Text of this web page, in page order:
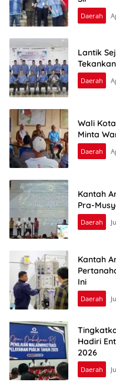
Daerah
Lantik
Daerah
Wali
Minta
Daerah
Kantah
Pra-
Daerah
Kantah
Ini
Daerah
Hadiri
2026
Daerah